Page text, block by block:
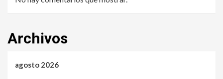
Archivos
agosto 2026